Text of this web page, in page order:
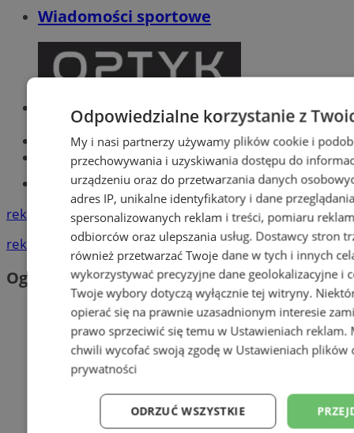
Wiadomości sportowe
Optyk, okulista
Zabrze
Największy sklep z częściami online!
Książeczka sanepidowska
Tworzenie stron www -Zabrze
reklama
reklama
Ogłoszenia
Odpowiedzialne korzystanie z
My i nasi partnerzy używamy plików cookie i
przechowywania i uzyskiwania dostępu do
urządzeniu oraz do przetwarzania danych
adres IP, unikalne identyfikatory i dane
spersonalizowanych reklam i treści, pomiaru
odbiorców oraz ulepszania usług. Dostawcy stron
również przetwarzać Twoje dane w tych i innych
wykorzystywać precyzyjne dane geolokalizacyjne i
Twoje wybory dotyczą wyłącznie tej witryny.
opierać się na prawnie uzasadnionym interesie
prawo sprzeciwić się temu w Ustawieniach reklam.
chwili wycofać swoją zgodę w Ustawieniach plików
prywatności
ODRZUĆ WSZYSTKIE